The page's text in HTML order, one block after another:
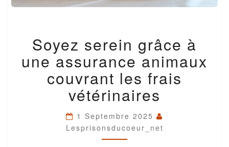
SEREIN
GRÂCE
À
UNE
ASSURANCE
ANIMAUX
COUVRANT
LES
FRAIS
VÉTÉRINAIRES
Soyez serein grâce à
une assurance animaux
couvrant les frais
vétérinaires
1 Septembre 2025
Lesprisonsducoeur_net